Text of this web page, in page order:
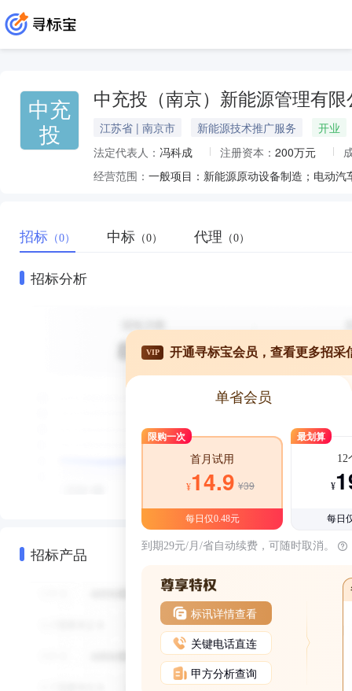
中充
投
中充投（南京）新能源管理有限
江苏省 | 南京市 新能源技术推广服务
开业
法定代表人： 冯科成 注册资本： 200万元
经营范围：
招标 （0） 中标 （0） 代理 （0）
招标分析
招标产品
VIP 开通寻标宝会员，查看更多招采
单省会员
限购一次
首月试用
¥14.9 ¥39
每日仅0.48元
最划算
12
¥
每日
到期29元/月/省自动续费，可随时取消。
标讯详情查看
关键电话直连
甲方分析查询